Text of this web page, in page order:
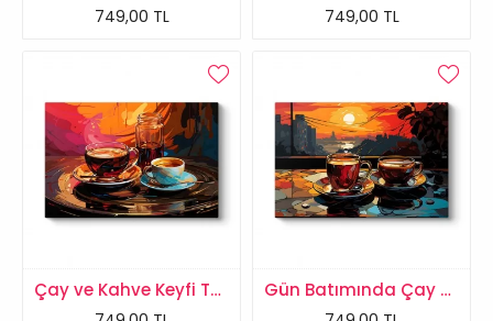
749,00 TL 749,00 TL
Çay ve Kahve Keyfi Tablosu Gün Batımında Çay Molası Tablosu